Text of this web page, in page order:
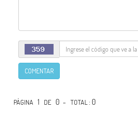
COMENTAR
PÁGINA 1 DE 0 -TOTAL: 0